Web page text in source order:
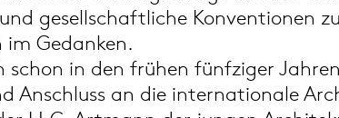
gesellschaftliche Konventionen
im Gedanken.
schon in den frühen fünfziger
Anschluss an die internationale